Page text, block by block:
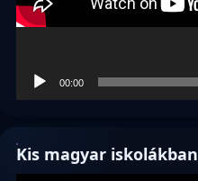
00:00
Kis magyar iskolákban